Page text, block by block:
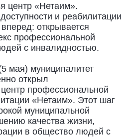
центр «Нетаим».
и реабилитации
открывается
профессиональной
с инвалидностью.
мая) муниципалитет
открыл
профессиональной
«Нетаим». Этот шаг
муниципальной
качества жизни,
в общество людей с